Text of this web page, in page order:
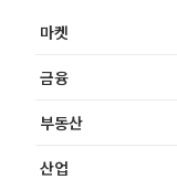
마켓
금융
부동산
산업